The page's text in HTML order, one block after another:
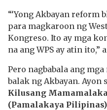
“‘Yong Akbayan
para magkaroon ng
Kongreso. Ito ay mga
na ang WPS ay atin ito,”
Pero nagbabala ang
balak ng Akbayan. Ayon
Kilusang
(Pamalakaya Pilipinas)